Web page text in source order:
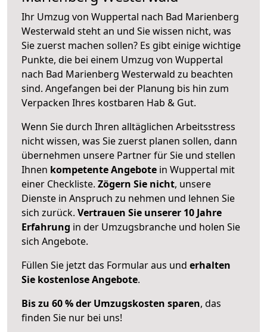
Ihr Umzug von Wuppertal nach Bad Marienberg
Westerwald steht an und Sie wissen nicht, was
Sie zuerst machen sollen? Es gibt einige wichtige
Punkte, die bei einem Umzug von Wuppertal
nach Bad Marienberg Westerwald zu beachten
sind. Angefangen bei der Planung bis hin zum
Verpacken Ihres kostbaren Hab & Gut.
Wenn Sie durch Ihren alltäglichen Arbeitsstress
nicht wissen, was Sie zuerst planen sollen, dann
übernehmen unsere Partner für Sie und stellen
Ihnen kompetente Angebote in Wuppertal mit
einer Checkliste. Zögern Sie nicht, unsere
Dienste in Anspruch zu nehmen und lehnen Sie
sich zurück. Vertrauen Sie unserer 10 Jahre
Erfahrung in der Umzugsbranche und holen Sie
sich Angebote.
Füllen Sie jetzt das Formular aus und erhalten
Sie kostenlose Angebote.
Bis zu 60 % der Umzugskosten sparen, das
finden Sie nur bei uns!